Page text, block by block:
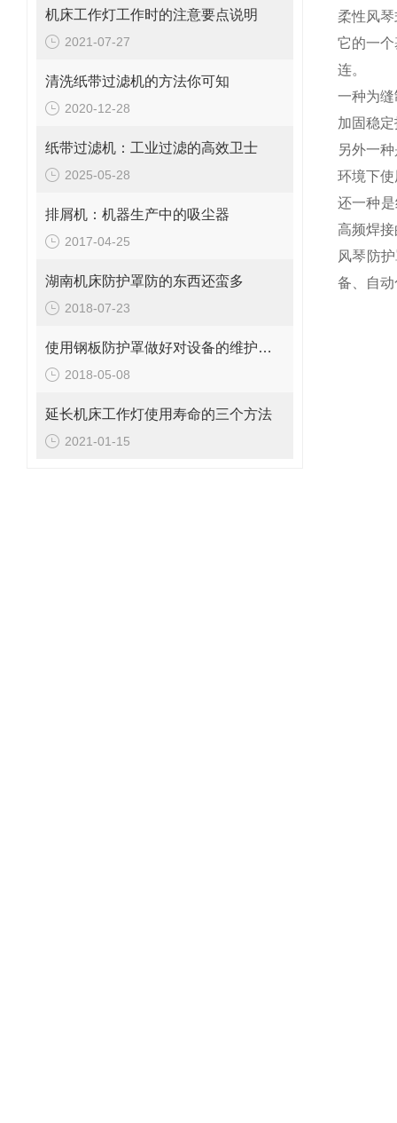
机床工作灯工作时的注意要点说明
2021-07-27
清洗纸带过滤机的方法你可知
2020-12-28
纸带过滤机：工业过滤的高效卫士
2025-05-28
排屑机：机器生产中的吸尘器
2017-04-25
湖南机床防护罩防的东西还蛮多
2018-07-23
使用钢板防护罩做好对设备的维护十分重要
2018-05-08
延长机床工作灯使用寿命的三个方法
2021-01-15
柔性风
它的一
连。
一种为
加固稳
另外一
环境下
还一种
高频焊
风琴防
备、自